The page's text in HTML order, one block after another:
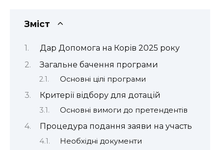
Зміст
Дар Допомога на Корів 2025 року
Загальне бачення програми
Основні цілі програми
Критерії відбору для дотацій
Основні вимоги до претендентів
Процедура подання заяви на участь
Необхідні документи